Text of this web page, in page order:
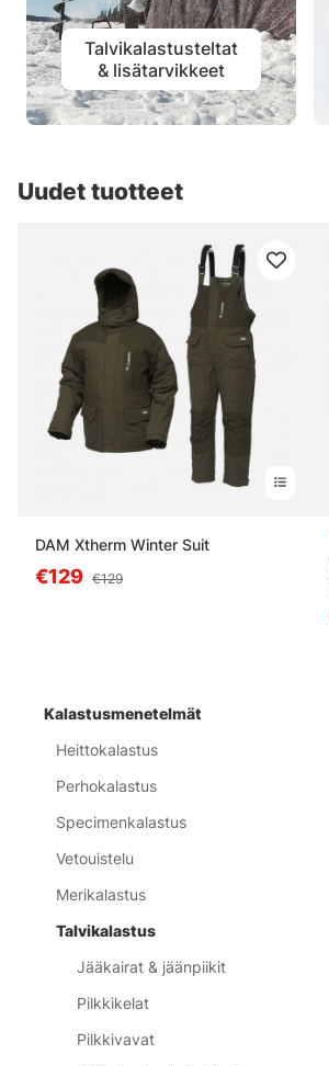
Talvikalastusteltat
& lisätarvikkeet
Uudet tuotteet
DAM Xtherm Winter Suit
€129 €129
Kalastusmenetelmät
Heittokalastus
Perhokalastus
Specimenkalastus
Vetouistelu
Merikalastus
Talvikalastus
Jääkairat & jäänpiikit
Pilkkikelat
Pilkkivavat